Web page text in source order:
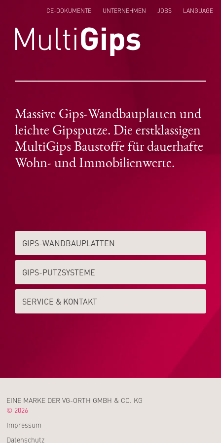
CE-DOKUMENTE UNTERNEHMEN JOBS
LANGUAGE
Massive Gips-Wandbauplatten und
leichte Gipsputze. Die erstklassigen
MultiGips Baustoffe für dauerhafte
Wohn- und Immobilienwerte.
GIPS-WAND­­BAUPLATTEN
GIPS-PUTZSYSTEME
SERVICE & KONTAKT
EINE MARKE DER VG-ORTH GMBH & CO. KG
© 2026
Impressum
Datenschutz